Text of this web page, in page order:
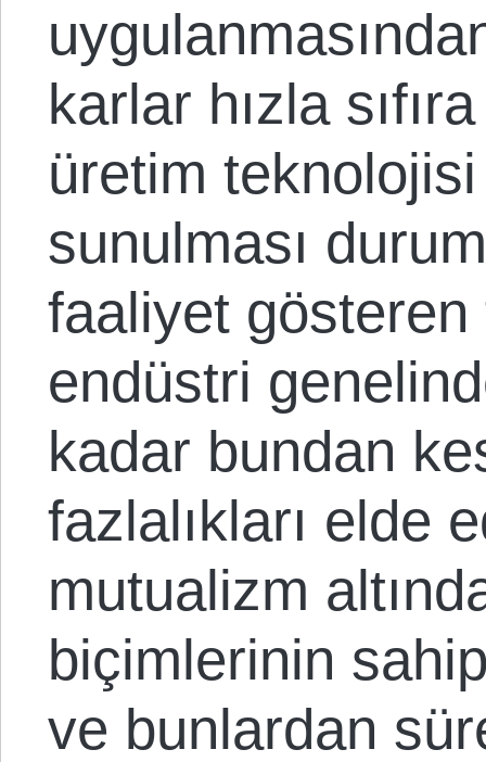
karlar hızla
üretim
sunulması
faaliyet
endüstri
kadar bundan
fazlalıkları elde
mutualizm
biçimlerinin
ve bunlardan